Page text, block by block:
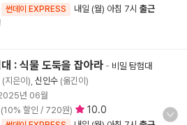
썬데이 EXPRESS 내일 (월) 아침 7시 출근
: 식물 도둑을 잡아라 - 비밀 탐험대
(지은이), 신인수 (옮긴이)
년 06월
할인 / 720원) 10.0